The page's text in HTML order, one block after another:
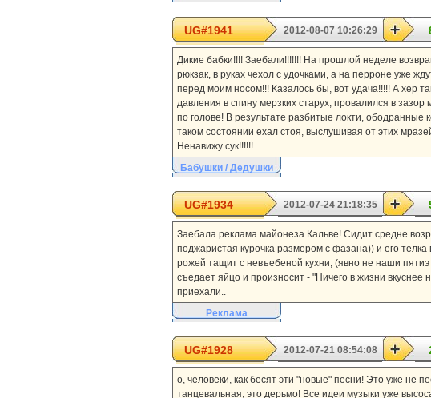
UG#1941 2012-08-07 10:26:29
Дикие бабки!!!! Заебали!!!!!!! На прошлой неделе
рюкзак, в руках чехол с удочками, а на перроне уже
перед моим носом!!! Казалось бы, вот удача!!!!! А хер
давления в спину мерзких старух, провалился в
по голове! В результате разбитые локти, ободранные
таком состоянии ехал стоя, выслушивая от этих
Ненавижу сук!!!!!!
Бабушки / Дедушки
UG#1934 2012-07-24 21:18:35
Заебала реклама майонеза Кальве! Сидит средне
поджаристая курочка размером с фазана)) и его
рожей тащит с невъебеной кухни, (явно не наши
съедает яйцо и произносит - "Ничего в жизни вкуснее
приехали..
Реклама
UG#1928 2012-07-21 08:54:08
о, человеки, как бесят эти "новые" песни! Это уже не
танцевальная, это дерьмо! Все идеи музыки уже